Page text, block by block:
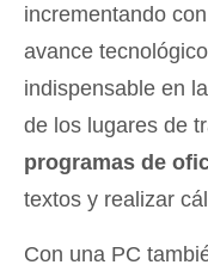
incrementando
avance
indispensable en
de los lugares de
programas de
textos y realizar
Con una PC